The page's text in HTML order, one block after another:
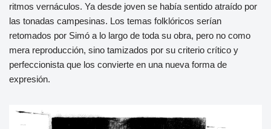
ritmos vernáculos. Ya desde joven se había sentido atraído por
las tonadas campesinas. Los temas folklóricos serían
retomados por Simó a lo largo de toda su obra, pero no como
mera reproducción, sino tamizados por su criterio crítico y
perfeccionista que los convierte en una nueva forma de
expresión.